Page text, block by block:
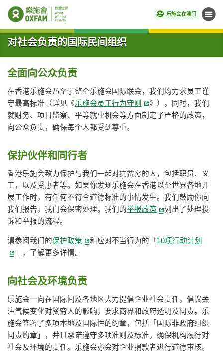
乐施会在澳门 菜单
开始主要内容
对社会负责的国际民间组织
全面向公众负责
在香港乐施会乃至于整个乐施会国际联会，我们均力求员工谨
守最高标准（详见《乐施会员工行为守则
》）。同时，我们
就财务、项目监察、平等就业机会等方面制定了严格的政策，
向公众负责，确保每个人都受到尊重。
保护伙伴和同行者
香港乐施会致力保护与我们一起对抗贫穷的人，包括职员、义
工，以及受惠者等。如果你发现乐施会在香港以至世界各地开
展工作时，有任何不符合道德标准的事情发生。我们鼓励你向
我们报告，我们会保密处理。我们的举报政策
列出了处理投
诉和举报的流程。
请参阅我们的保护政策 和应对不当行为的「 10项行动计划
」，了解更多详情。
向社会及环境负责
乐施会一向在国际间及各地区大力提倡企业社会责任，倡议关
注气候变化对贫穷人的影响，要求商界和政府透明及问责。乐
施会签署了多项本地及国际性的约章，包括「国际非政府组织
问责约章」，并且承诺遵守多项准则及标准，确保机构履行对
社会及环境的责任。乐施会亦会对企业捐款者进行道德审核。